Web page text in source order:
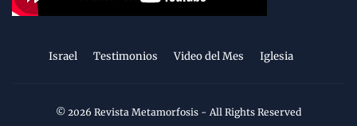
Israel Testimonios Video del Mes Iglesia
© 2026 Revista Metamorfosis - All Rights Reserved